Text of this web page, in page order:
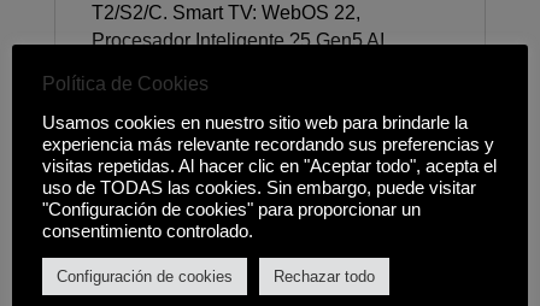
T2/S2/C. Smart TV: WebOS 22,
Procesador Inteligente ?5 Gen5 AI
Integrado, Funciona con Apple Home Kit,
Control por Voz OPCIONAL (Requiere
Magic Remote), Magic Remote
OPCIONAL, Apple Screen Share
(Airplay2), Navegador Web, Miracast
(Screen Share), WiFi (802.11ac),
Bluetooth 5.0. Imagen: Dynamic Tone
Mapping, Número de Puntos/Bloques
Política de Cookies
Usamos cookies en nuestro sitio web para brindarle la
experiencia más relevante recordando sus preferencias y
visitas repetidas. Al hacer clic en "Aceptar todo", acepta el
uso de TODAS las cookies. Sin embargo, puede visitar
"Configuración de cookies" para proporcionar un
consentimiento controlado.
Configuración de cookies Rechazar todo